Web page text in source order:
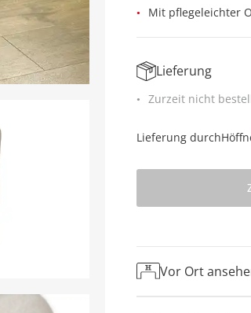
Mit pflegeleichter
Lieferung
Zurzeit nicht
Lieferung durch
Vor Ort